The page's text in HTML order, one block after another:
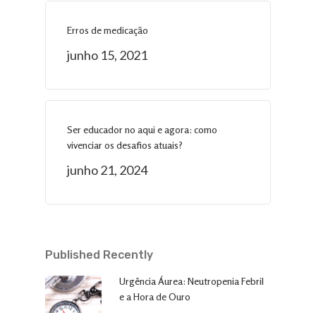
Erros de medicação
junho 15, 2021
Ser educador no aqui e agora: como
vivenciar os desafios atuais?
junho 21, 2024
Published Recently
Urgência Áurea: Neutropenia Febril
e a Hora de Ouro